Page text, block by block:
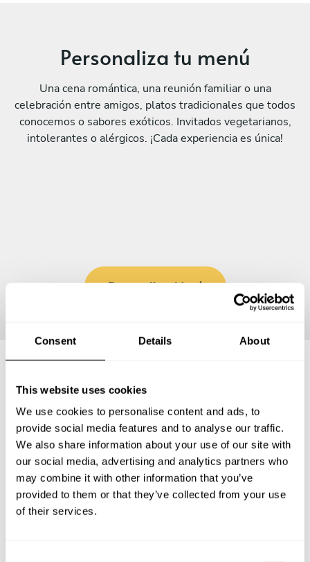
Consent Details About
This website uses cookies
We use cookies to personalise content and ads, to
provide social media features and to analyse our traffic.
We also share information about your use of our site with
our social media, advertising and analytics partners who
may combine it with other information that you’ve
provided to them or that they’ve collected from your use
of their services.
Personaliza tu menú
Una cena romántica, una reunión familiar o una
celebración entre amigos, platos tradicionales que todos
conocemos o sabores exóticos. Invitados vegetarianos,
intolerantes o alérgicos. ¡Cada experiencia es única!
Personalizar Menú
Preguntas frecuentes
Estas son las preguntas más frecuentes sobre Chef a
Domicilio en San Diego de la Unión.
¿Qué incluye un servicio de Chef a Domicilio en San